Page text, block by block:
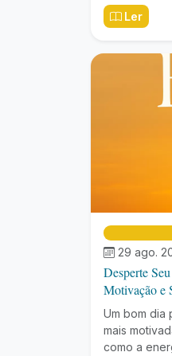
Ler
29 ago.
Desperte
Motivação e
Um bom dia
mais
como a